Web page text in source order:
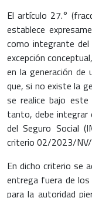
El artículo 27.°
establece
como integrante
excepción
en la generación de
que, si no existe la
se realice bajo
tanto, debe integrar
del Seguro Social
criterio 02/2023/NV/
En dicho criterio se
entrega fuera de
para la autoridad